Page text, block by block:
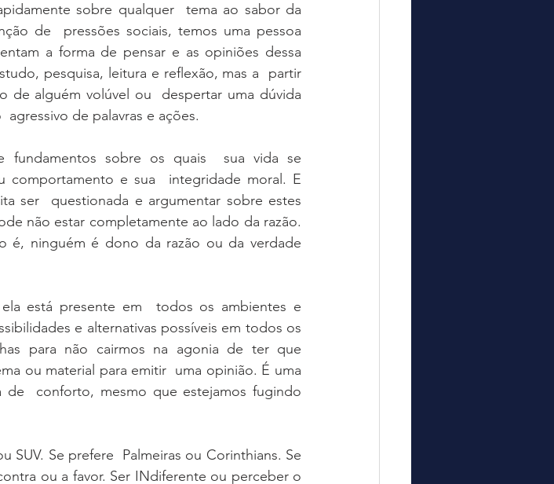
sobre qualquer  tema ao sabor da
de  pressões sociais, temos uma pessoa
a forma de pensar e as opiniões dessa
pesquisa, leitura e reflexão, mas a  partir
de alguém volúvel ou  despertar uma dúvida
de palavras e ações.
fundamentos sobre os quais  sua vida se
comportamento e sua  integridade moral. E
ser  questionada e argumentar sobre estes
não estar completamente ao lado da razão.
é, ninguém é dono da razão ou da verdade
está presente em  todos os ambientes e
e alternativas possíveis em todos os
para não cairmos na agonia de ter que
ou material para emitir  uma opinião. É uma
de  conforto, mesmo que estejamos fugindo
SUV. Se prefere  Palmeiras ou Corinthians. Se
ou a favor. Ser INdiferente ou perceber o